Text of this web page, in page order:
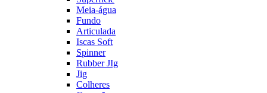
Meia-água
Fundo
Articulada
Iscas Soft
Spinner
Rubber JIg
Jig
Colheres